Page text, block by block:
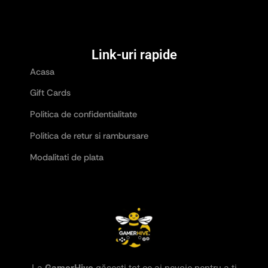
Link-uri rapide
Acasa
Gift Cards
Politica de confidentialitate
Politica de retur si rambursare
Modalitati de plata